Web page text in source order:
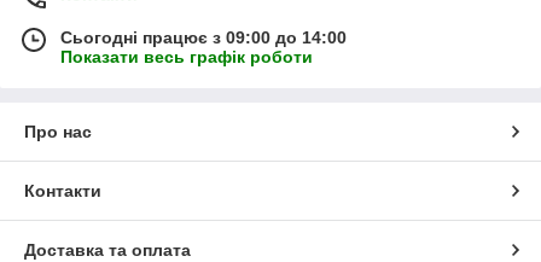
Сьогодні працює з 09:00 до 14:00
Показати весь графік роботи
Про нас
Контакти
Доставка та оплата